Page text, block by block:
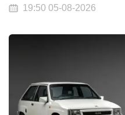
19:50 05-08-2026